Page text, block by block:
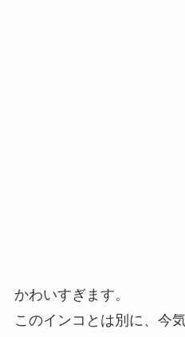
かわいすぎます。
このインコとは別に、今